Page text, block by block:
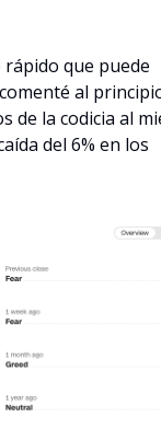
que puede
al
de la codicia al
del 6% en los